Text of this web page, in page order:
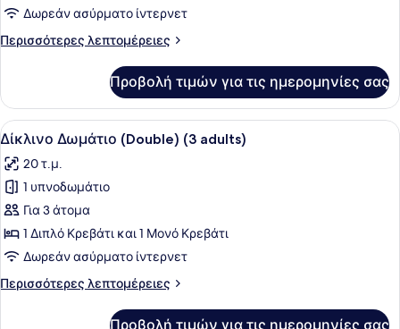
Δωμάτιο
(2
child)
Δωρεάν ασύρματο ίντερνετ
Περισσότερες λεπτομέρειες
Περισσότερες
Δωμάτιο
(Double)
(2
+
Προβολή τιμών για τις ημερομηνίες σας
Προβολή
όλων
των
φωτογραφιών
για
Δίκλινο
Δωμάτιο
(3
Ένα διπλό κρεβάτι με ένα
3
Δίκλινο Δωμάτιο (Double) (3 adults)
20 τ.μ.
1 υπνοδωμάτιο
Για 3 άτομα
1 Διπλό Κρεβάτι και 1 Μονό Κρεβάτι
Δωρεάν ασύρματο ίντερνετ
Περισσότερες λεπτομέρειες
Περισσότερες
Προβολή τιμών για τις ημερομηνίες σας